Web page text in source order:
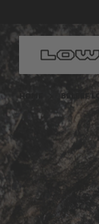
HOME BELEEF